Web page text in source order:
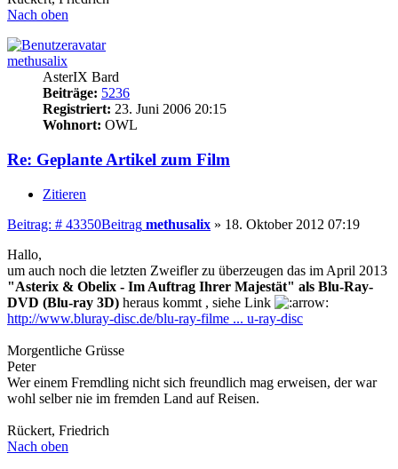
Nach oben
methusalix
AsterIX Bard
Beiträge: 5236
Registriert: 23. Juni 2006 20:15
Wohnort: OWL
Re: Geplante Artikel zum Film
Zitieren
Beitrag: # 43350Beitrag methusalix » 18. Oktober 2012 07:19
Hallo,
um auch noch die letzten Zweifler zu überzeugen das im April 2013
"Asterix & Obelix - Im Auftrag Ihrer Majestät" als Blu-Ray-
DVD (Blu-ray 3D) heraus kommt , siehe Link
http://www.bluray-disc.de/blu-ray-filme ... u-ray-disc
Morgentliche Grüsse
Peter
Wer einem Fremdling nicht sich freundlich mag erweisen, der war
wohl selber nie im fremden Land auf Reisen.
Rückert, Friedrich
Nach oben